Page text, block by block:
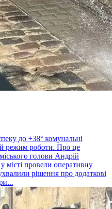
до +38° комунальні
режим роботи. Про це
голови Андрій
місті провели оперативну
рішення про додаткові